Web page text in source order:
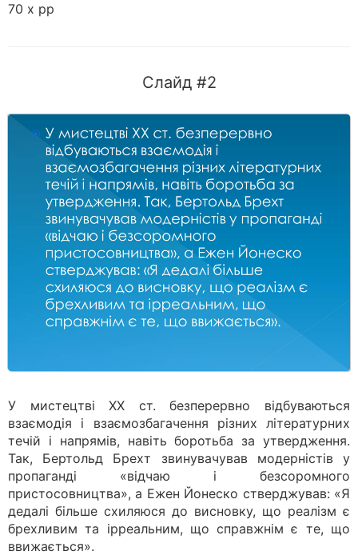
70 х рр
Слайд #2
У мистецтві ХХ ст. безперервно відбуваються
взаємодія і взаємозбагачення різних літературних
течій і напрямів, навіть боротьба за утвердження.
Так, Бертольд Брехт звинувачував модерністів у
пропаганді «відчаю і безсоромного
пристосовництва», а Ежен Йонеско стверджував: «Я
дедалі більше схиляюся до висновку, що реалізм є
брехливим та ірреальним, що справжнім є те, що
ввижається».